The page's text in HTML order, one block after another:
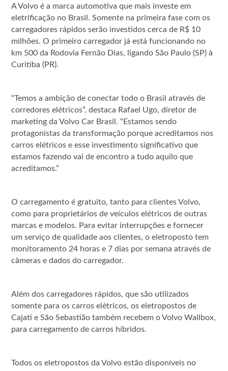
A Volvo é a marca automotiva que mais investe em
eletrificação no Brasil. Somente na primeira fase com os
carregadores rápidos serão investidos cerca de R$ 10
milhões. O primeiro carregador já está funcionando no
km 500 da Rodovia Fernão Dias, ligando São Paulo (SP) à
Curitiba (PR).
“Temos a ambição de conectar todo o Brasil através de
corredores elétricos”, destaca Rafael Ugo, diretor de
marketing da Volvo Car Brasil. “Estamos sendo
protagonistas da transformação porque acreditamos nos
carros elétricos e esse investimento significativo que
estamos fazendo vai de encontro a tudo aquilo que
acreditamos.”
O carregamento é gratuito, tanto para clientes Volvo,
como para proprietários de veículos elétricos de outras
marcas e modelos. Para evitar interrupções e fornecer
um serviço de qualidade aos clientes, o eletroposto tem
monitoramento 24 horas e 7 dias por semana através de
câmeras e dados do carregador.
Além dos carregadores rápidos, que são utilizados
somente para os carros elétricos, os eletropostos de
Cajati e São Sebastião também recebem o Volvo Wallbox,
para carregamento de carros híbridos.
Todos os eletropostos da Volvo estão disponíveis no